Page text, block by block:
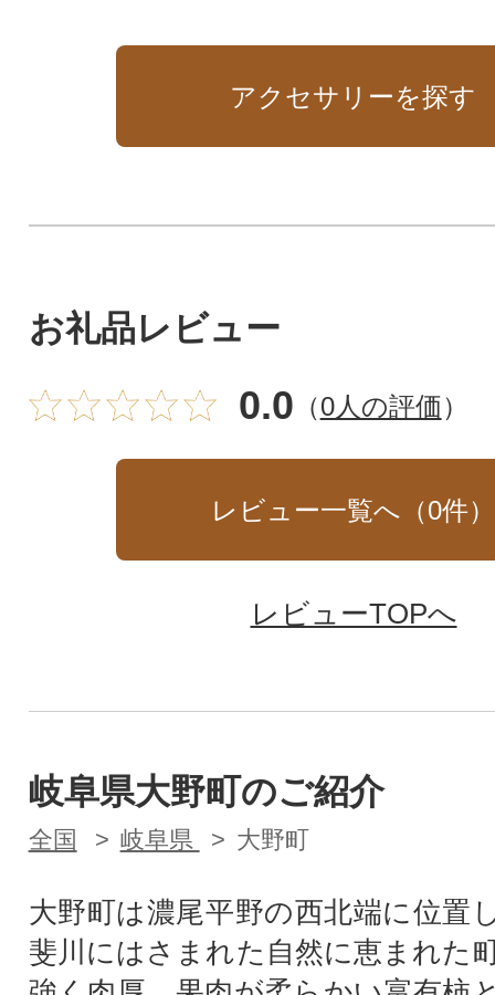
アクセサリーを探す
お礼品レビュー
0.0 （0人の評価）
レビュー一覧へ（0件）
レビューTOPへ
岐阜県大野町のご紹介
全国 岐阜県 大野町
大野町は濃尾平野の西北端に位置
斐川にはさまれた自然に恵まれた